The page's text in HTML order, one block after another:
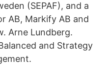
(SEPAF), and a
AB, Markify AB and
Arne Lundberg.
and Strategy